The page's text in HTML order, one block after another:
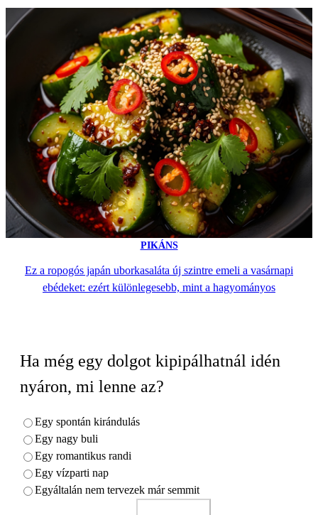
PIKÁNS
Ez a ropogós japán uborkasaláta új szintre emeli a vasárnapi
ebédeket: ezért különlegesebb, mint a hagyományos
Ha még egy dolgot kipipálhatnál idén
nyáron, mi lenne az?
Egy spontán kirándulás
Egy nagy buli
Egy romantikus randi
Egy vízparti nap
Egyáltalán nem tervezek már semmit